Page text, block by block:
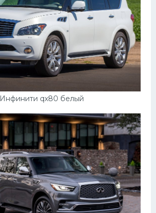
Инфинити qx80 белый